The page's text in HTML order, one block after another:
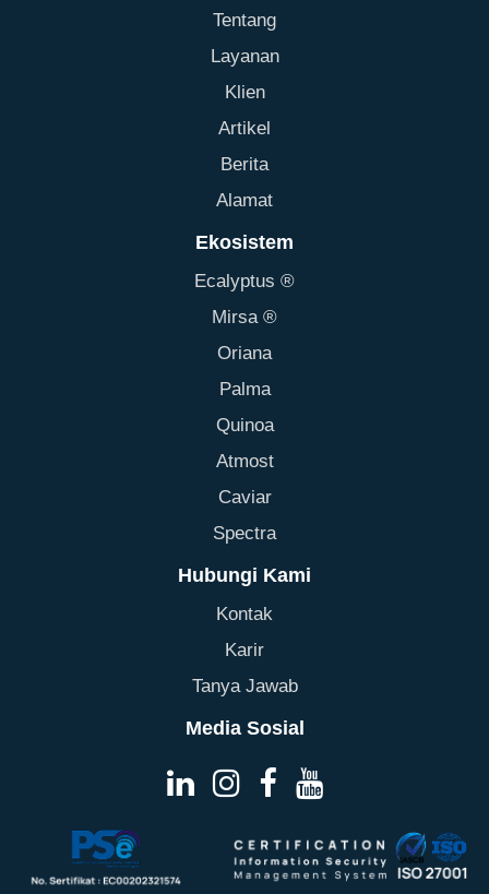
Tentang
Layanan
Klien
Artikel
Berita
Alamat
Ekosistem
Ecalyptus ®
Mirsa ®
Oriana
Palma
Quinoa
Atmost
Caviar
Spectra
Hubungi Kami
Kontak
Karir
Tanya Jawab
Media Sosial